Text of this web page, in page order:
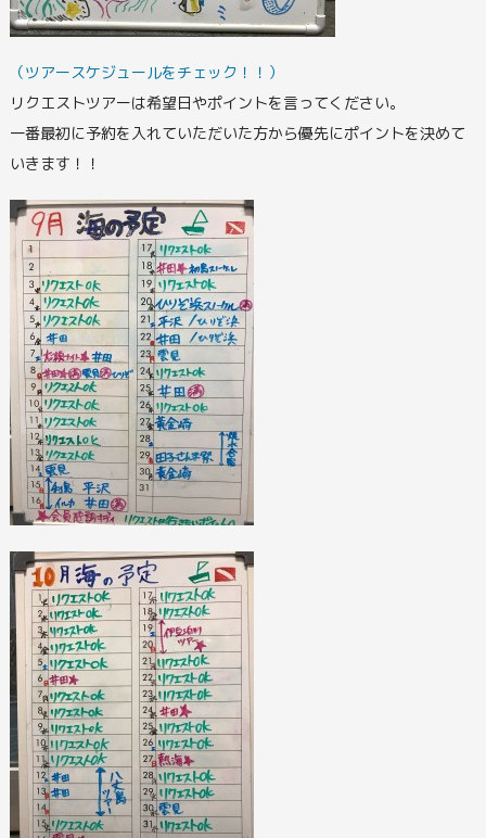
（ツアースケジュールをチェック！！）
リクエストツアーは希望日やポイントを言ってください。
一番最初に予約を入れていただいた方から優先にポイントを決めて
いきます！！